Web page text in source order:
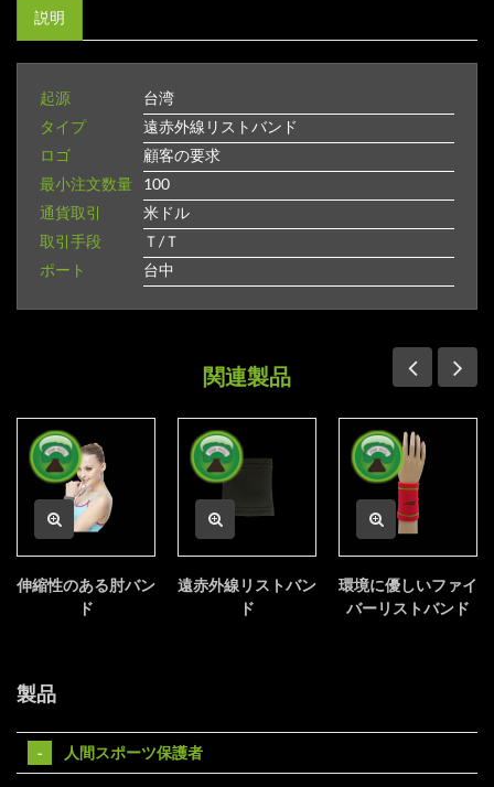
説明
起源
台湾
タイプ
遠赤外線リストバンド
ロゴ
顧客の要求
最小注文数量
100
通貨取引
米ドル
取引手段
Ｔ/Ｔ
ポート
台中
関連製品
伸縮性のある肘バン
ド
遠赤外線リストバン
ド
環境に優しいファイ
バーリストバンド
製品
人間スポーツ保護者